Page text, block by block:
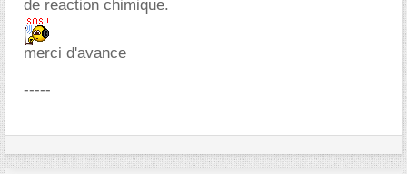
de reaction chimique.
merci d'avance
-----